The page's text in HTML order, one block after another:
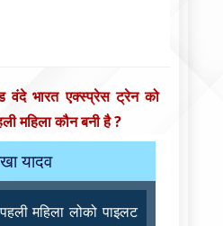
वंदे भारत एक्स्प्रेस ट्रेन को
महिला कौन बनी है ?
यादव
महिला लोको पाइलट